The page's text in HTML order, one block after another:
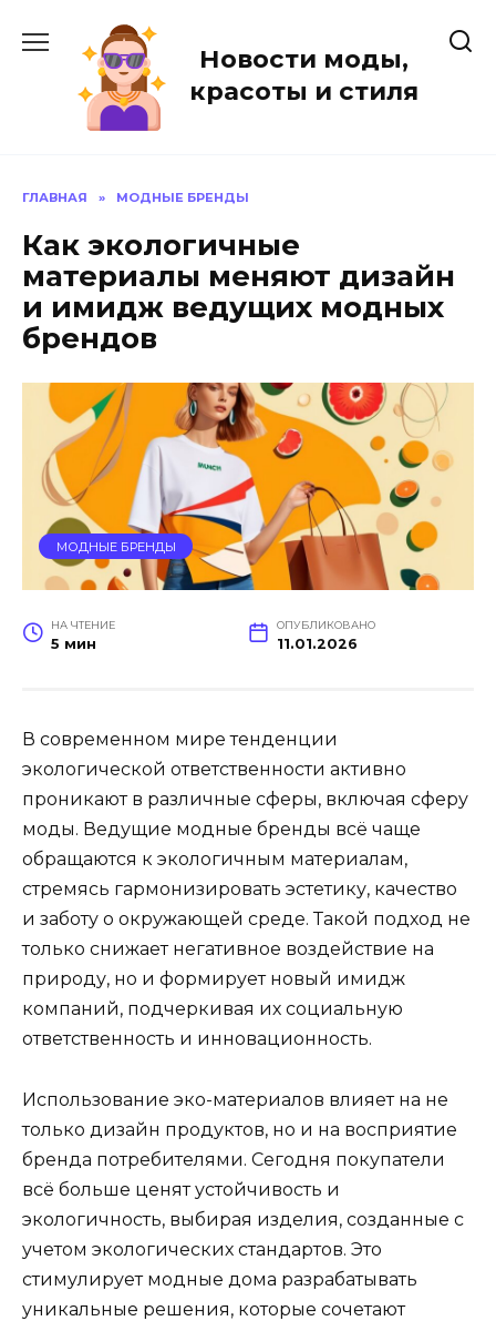
содержанию
Новости моды,
красоты и стиля
ГЛАВНАЯ » МОДНЫЕ БРЕНДЫ
Как экологичные
материалы меняют дизайн
и имидж ведущих модных
брендов
МОДНЫЕ БРЕНДЫ
НА ЧТЕНИЕ
5 мин
ОПУБЛИКОВАНО
11.01.2026
В современном мире тенденции
экологической ответственности активно
проникают в различные сферы, включая сферу
моды. Ведущие модные бренды всё чаще
обращаются к экологичным материалам,
стремясь гармонизировать эстетику, качество
и заботу о окружающей среде. Такой подход не
только снижает негативное воздействие на
природу, но и формирует новый имидж
компаний, подчеркивая их социальную
ответственность и инновационность.
Использование эко-материалов влияет на не
только дизайн продуктов, но и на восприятие
бренда потребителями. Сегодня покупатели
всё больше ценят устойчивость и
экологичность, выбирая изделия, созданные с
учетом экологических стандартов. Это
стимулирует модные дома разрабатывать
уникальные решения, которые сочетают